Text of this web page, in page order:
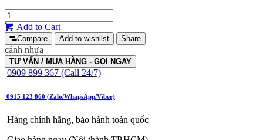
Add to Cart
Compare Add to wishlist Share
cánh nhựa
TƯ VẤN / MUA HÀNG - GỌI NGAY
0909 899 367 (Call 24/7)
0915 123 860 (Zalo/WhapsApp/Viber)
Hàng chính hãng, bảo hành toàn quốc